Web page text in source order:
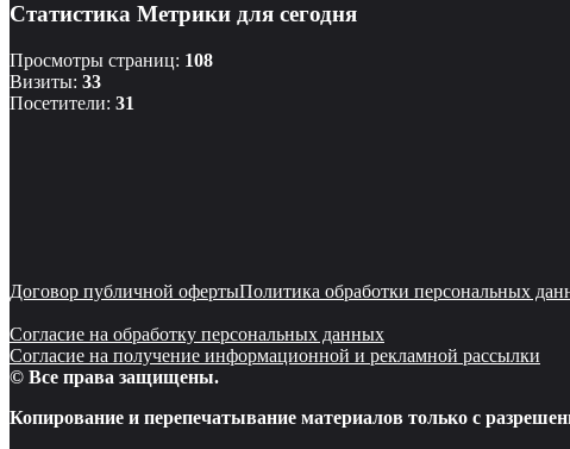
Статистика Метрики для сегодня
Просмотры страниц: 108
Визиты: 33
Посетители: 31
Договор публичной офертыПолитика обработки персональных
Согласие на обработку персональных данных
Согласие на получение информационной и рекламной рассылки
© Все права защищены.
Копирование и перепечатывание материалов только с